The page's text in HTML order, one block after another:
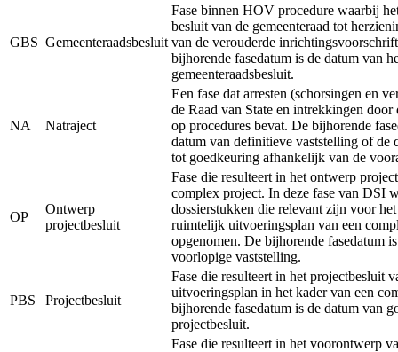
GBS Gemeenteraadsbesluit
Fase binnen HOV procedure waarbij
besluit van de gemeenteraad tot
van de verouderde
bijhorende fasedatum is de datum van
gemeenteraadsbesluit.
NA Natraject
Een fase dat arresten (schorsingen en
de Raad van State en intrekkingen door
op procedures bevat. De bijhorende
datum van definitieve vaststelling of de
tot goedkeuring afhankelijk van de
OP
Ontwerp
projectbesluit
Fase die resulteert in het ontwerp
complex project. In deze fase van DSI
dossierstukken die relevant zijn voor
ruimtelijk uitvoeringsplan van een
opgenomen. De bijhorende fasedatum
voorlopige vaststelling.
PBS Projectbesluit
Fase die resulteert in het projectbesluit
uitvoeringsplan in het kader van een
bijhorende fasedatum is de datum van
projectbesluit.
Fase die resulteert in het voorontwerp